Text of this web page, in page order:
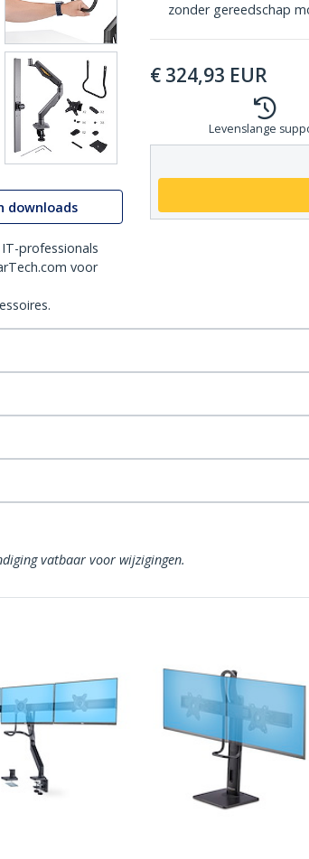
downloads
IT-professionals
voor
zonder gereedschap
€ 324,93 EUR
Levenslange
vatbaar voor wijzigingen.